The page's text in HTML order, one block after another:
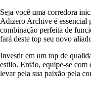
Seja você uma corredora
Adizero Archive é essencial
combinação perfeita de
fará deste top seu novo
Investir em um top de
estilo. Então, equipe-se
levar pela sua paixão pela